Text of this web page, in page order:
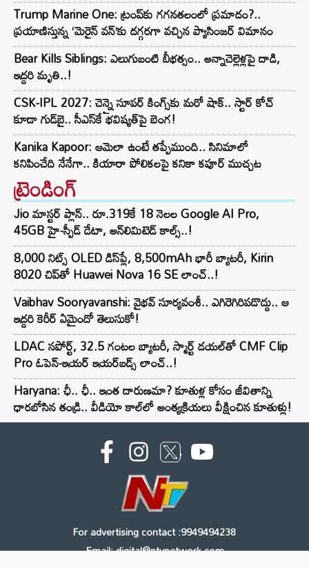
Trump Marine One: ట్రంప్‌కు గగనతలంలో ప్రమాదం?..
ప్రయాణిస్తున్న ‘మెరైన్ వన్’కు దగ్గరగా వచ్చిన ప్యాసింజర్ విమానం
Bear Kills Siblings: ఎలుగుబంటి బీభత్సం.. అన్నాచెల్లెళ్లపై దాడి,
ఇద్దరి మృతి..!
CSK-IPL 2027: చెన్నై సూపర్ కింగ్స్‌కు మరో షాక్.. స్టార్ కోచ్
కూడా గుడ్‌బై.. సీఎస్‌కే భవిష్యత్‌పై బెంగ!
Kanika Kapoor: ఆమెలా ఉంటే తప్పేముంది.. సినిమాలో
కనిపించేది నేనేగా.. కియారా పోలికలపై కనికా కపూర్ ముచ్చట
ట్రెండింగ్‌
Jio మాస్టర్ ప్లాన్.. రూ.319కే 18 నెలల Google AI Pro,
45GB హై-స్పీడ్ డేటా, అన్⁭లిమిటెడ్ కాల్స్..!
8,000 నిట్స్ OLED డిస్‌ప్లే, 8,500mAh భారీ బ్యాటరీ, Kirin
8020 చిప్‌తో Huawei Nova 16 SE లాంచ్..!
Vaibhav Sooryavanshi: వైభవ్ సూర్యవంశీ.. ఎగిరెగిరిపడొద్దు.. ఆ
ఇద్దరి కెరీర్ ఏమైందో తెలుసుకో!
LDAC సపోర్ట్, 32.5 గంటల బ్యాటరీ, స్మార్ట్ డయల్‌తో CMF Clip
Pro ఓపెన్-ఇయర్ ఇయర్‌బడ్స్ లాంచ్..!
Haryana: ఛీ.. ఛీ.. ఇంత దారుణమా? కూతుళ్ల కోసం జీవితాన్ని
ధారబోసిన తండ్రి.. వీడియో కాల్‌లో అంత్యక్రియలు వీక్షించిన కూతుళ్లు!
For advertising contact :9949494238
Email: digital@ntvnetwork.com